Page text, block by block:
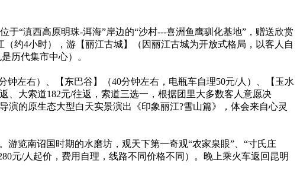
“滇西高原明珠-洱海”岸边的“沙村---喜洲鱼鹰驯化基地”，赠送欣赏
约4小时），游【丽江古城】（因丽江古城为开放式格局，以客人自
历代集市中心）。
左右）、【东巴谷】（40分钟左右，电瓶车自理50元/人）、【玉水
、大索道182元/往返，索道三选一，根据团里大多数客人意愿决
演的原生态大型白天实景演出《印象丽江?雪山篇》，体会来自心灵
览南诏国时期的水磨坊，观天下第一奇观“农家泉眼”、“寸氏庄
元/人起价，费用自理，线路不同价格不同）。晚上乘火车返回昆明